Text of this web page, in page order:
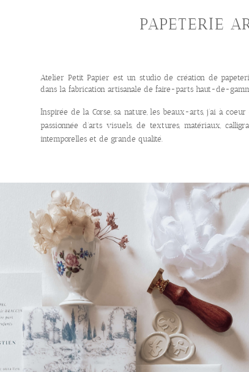
PAPETERIE
Atelier Petit Papier est un studio de création de
dans la fabrication artisanale de faire-parts haut-de-
Inspirée de la Corse, sa nature, les beaux-arts, j’ai à
passionnée d’arts visuels, de textures, matériaux,
intemporelles et de grande qualité.